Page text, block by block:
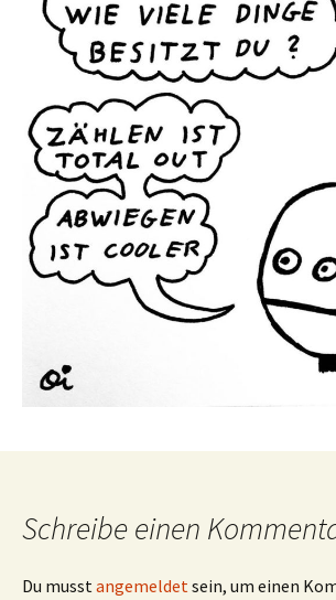
Schreibe einen
Du musstangemeldetsein, um einen